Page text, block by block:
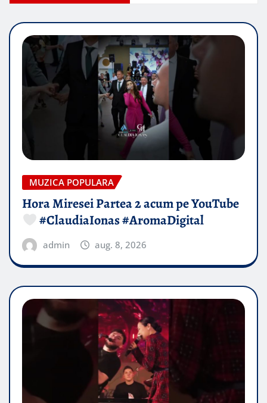
MUZICA POPULARA
Hora Miresei Partea 2 acum pe YouTube
#ClaudiaIonas #AromaDigital
admin aug. 8, 2026